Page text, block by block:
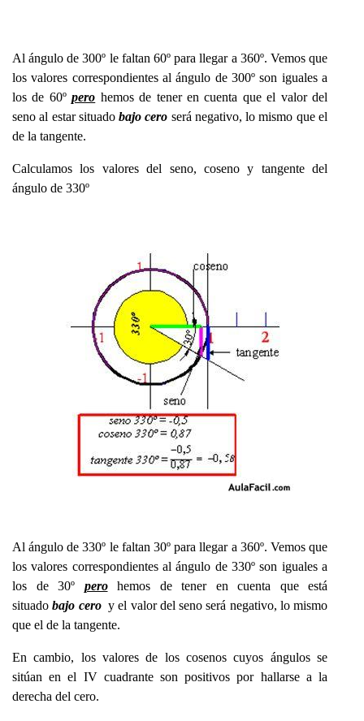
Al ángulo de 300º le faltan 60º para llegar a 360º. Vemos que
los valores correspondientes al ángulo de 300º son iguales a
los de 60ºpero hemos de tener en cuenta que el valor del
seno al estar situadobajo cero será negativo, lo mismo que el
de la tangente.
Calculamos los valores del seno, coseno y tangente del
ángulo de 330º
Al ángulo de 330º le faltan 30º para llegar a 360º. Vemos que
los valores correspondientes al ángulo de 330º son iguales a
los de 30º perohemos de tener en cuenta que está
situadobajo ceroy el valor del seno será negativo, lo mismo
que el de la tangente.
En cambio, los valores de los cosenos cuyos ángulos se
sitúan en el IV cuadrante son positivos por hallarse a la
derecha del cero.